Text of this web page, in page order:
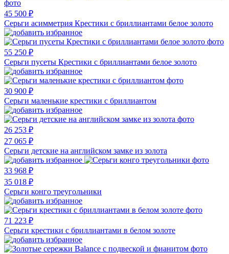
45 500 ₽
Серьги асимметрия Крестики с бриллиантами белое золото
55 250 ₽
Серьги пусеты Крестики с бриллиантами белое золото
30 900 ₽
Серьги маленькие крестики с бриллиантом
26 253 ₽
27 065 ₽
Серьги детские на английском замке из золота
33 968 ₽
35 018 ₽
Серьги конго треугольники
71 223 ₽
Серьги крестики с бриллиантами в белом золоте